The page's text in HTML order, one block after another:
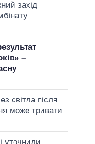
захід
–
світла після
може тривати
уточнили